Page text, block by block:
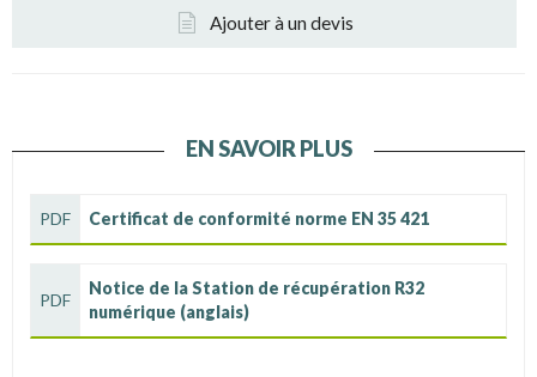
Ajouter à un devis
EN SAVOIR PLUS
PDF Certificat de conformité norme EN 35 421
PDF
Notice de la Station de récupération R32
numérique (anglais)